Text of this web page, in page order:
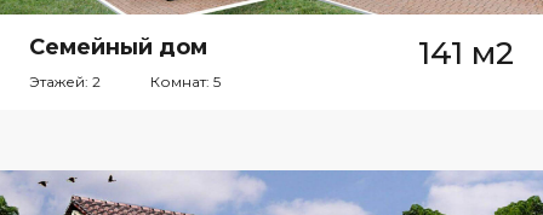
Семейный дом 141 м2
Этажей: 2 Комнат: 5